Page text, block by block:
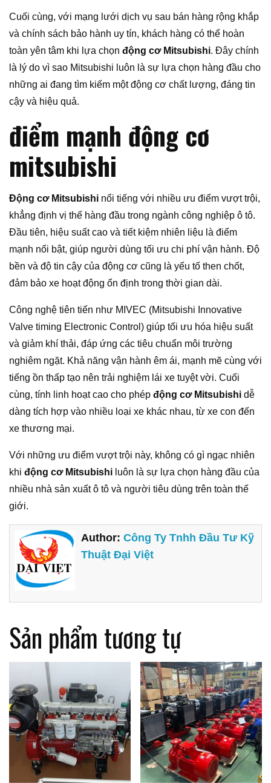
Cuối cùng, với mạng lưới dịch vụ sau bán hàng rộng khắp
và chính sách bảo hành uy tín, khách hàng có thể hoàn
toàn yên tâm khi lựa chọn động cơ Mitsubishi. Đây chính
là lý do vì sao Mitsubishi luôn là sự lựa chọn hàng đầu cho
những ai đang tìm kiếm một động cơ chất lượng, đáng tin
cậy và hiệu quả.
điểm mạnh động cơ
mitsubishi
Động cơ Mitsubishi nổi tiếng với nhiều ưu điểm vượt trội,
khẳng định vị thế hàng đầu trong ngành công nghiệp ô tô.
Đầu tiên, hiệu suất cao và tiết kiệm nhiên liệu là điểm
mạnh nổi bật, giúp người dùng tối ưu chi phí vận hành. Độ
bền và độ tin cậy của động cơ cũng là yếu tố then chốt,
đảm bảo xe hoạt động ổn định trong thời gian dài.
Công nghệ tiên tiến như MIVEC (Mitsubishi Innovative
Valve timing Electronic Control) giúp tối ưu hóa hiệu suất
và giảm khí thải, đáp ứng các tiêu chuẩn môi trường
nghiêm ngặt. Khả năng vận hành êm ái, mạnh mẽ cùng với
tiếng ồn thấp tạo nên trải nghiệm lái xe tuyệt vời. Cuối
cùng, tính linh hoạt cao cho phép động cơ Mitsubishi dễ
dàng tích hợp vào nhiều loại xe khác nhau, từ xe con đến
xe thương mại.
Với những ưu điểm vượt trội này, không có gì ngạc nhiên
khi động cơ Mitsubishi luôn là sự lựa chọn hàng đầu của
nhiều nhà sản xuất ô tô và người tiêu dùng trên toàn thế
giới.
Author:Công Ty Tnhh Đầu Tư Kỹ
Thuật Đại Việt
Sản phẩm tương tự